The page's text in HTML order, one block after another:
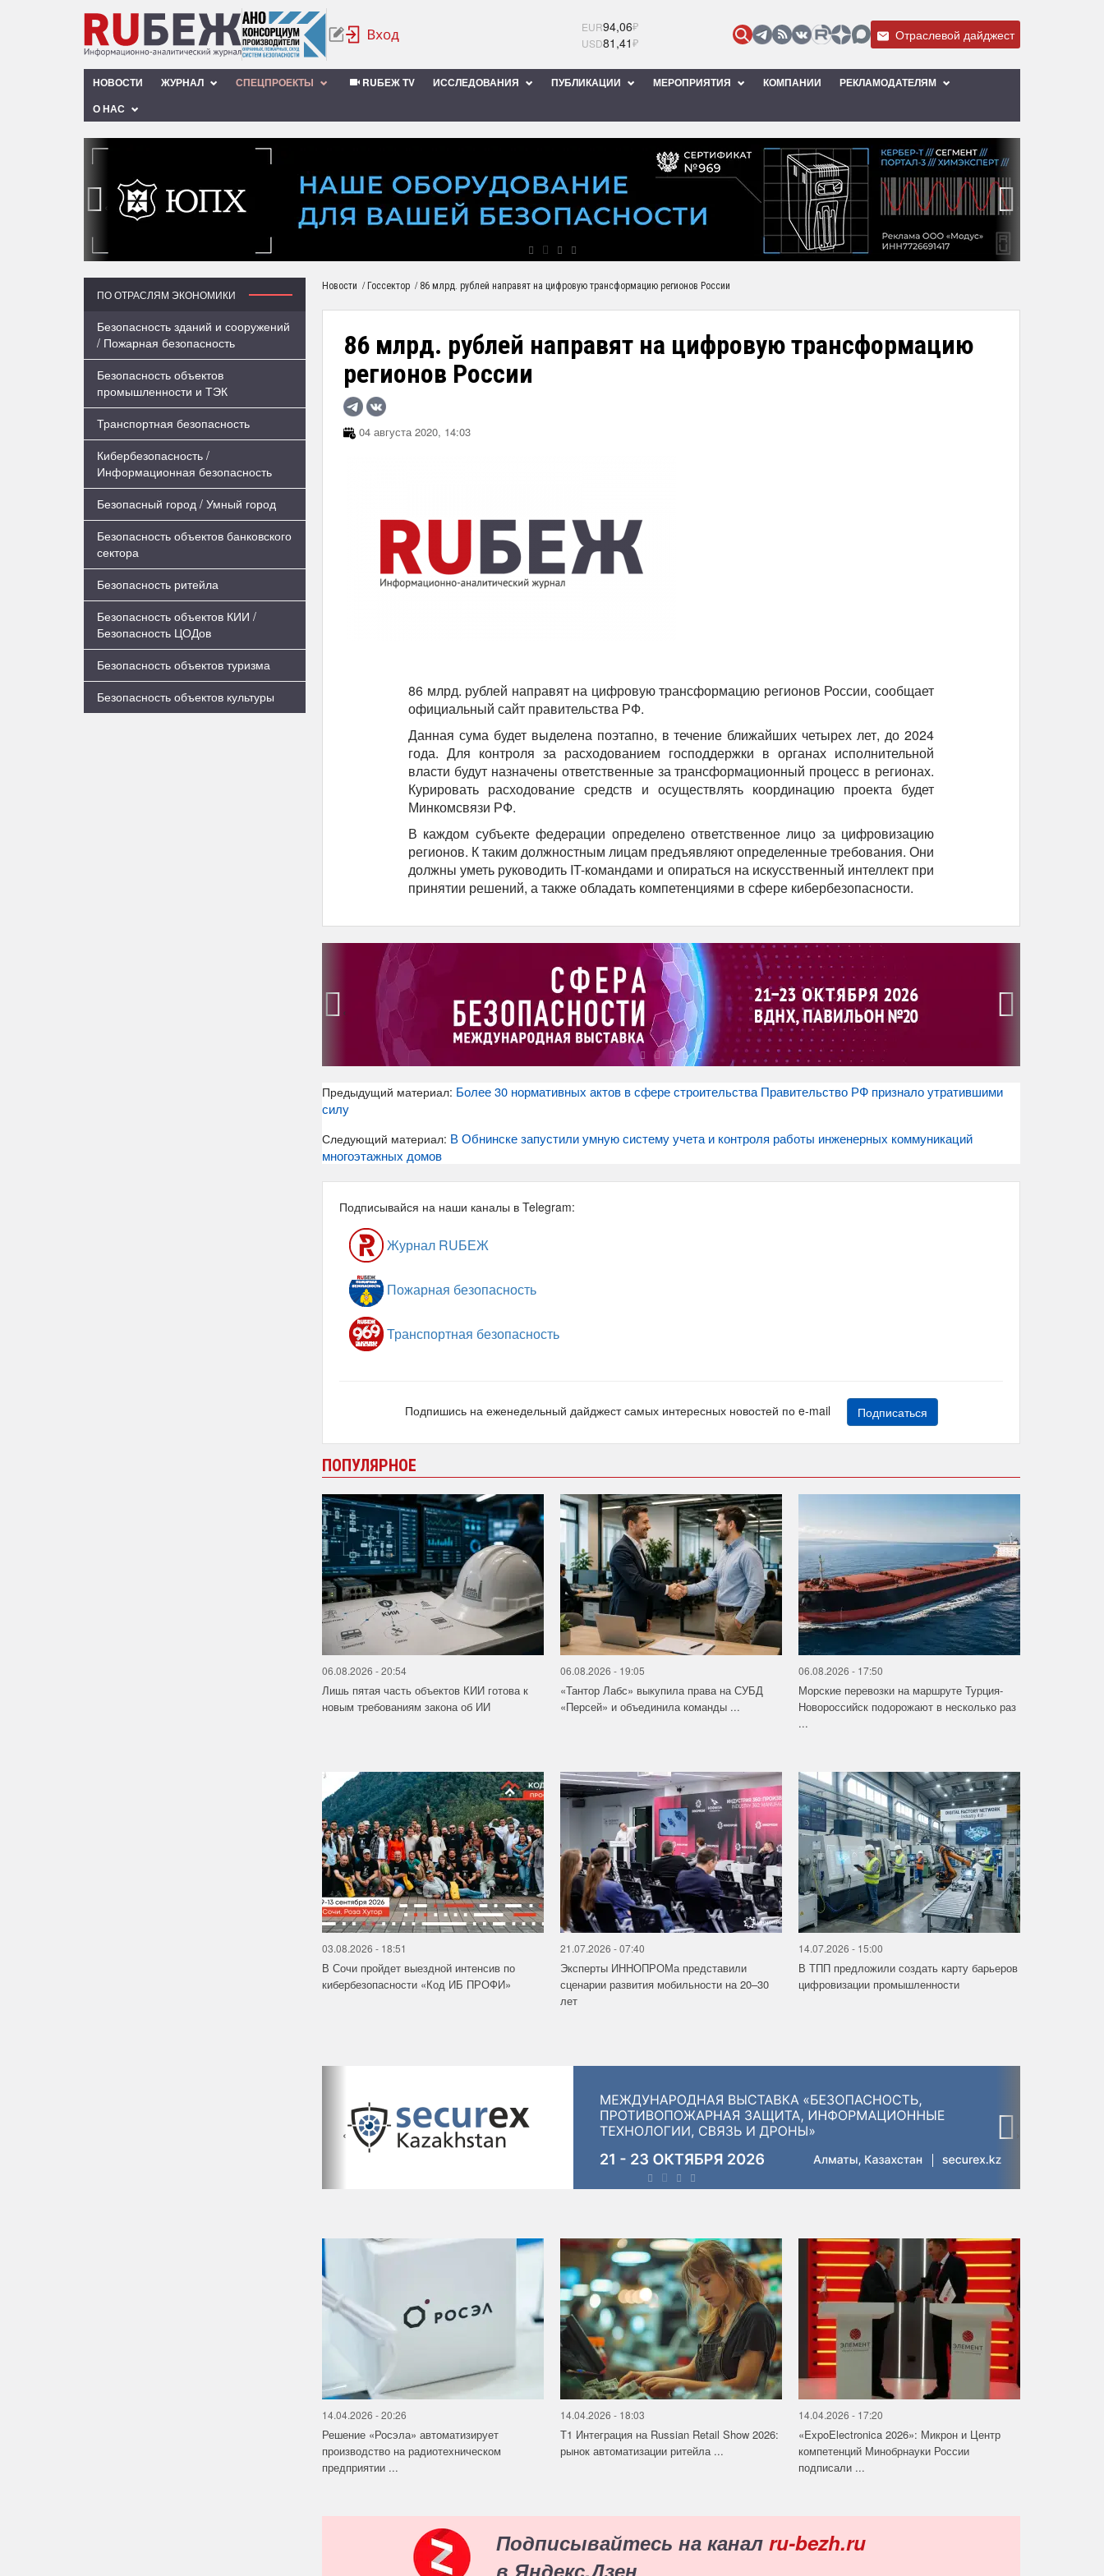
EUR94,06₽
USD81,41₽ Отраслевой дайджест
НОВОСТИ ЖУРНАЛ СПЕЦПРОЕКТЫ RUБЕЖ TV ИССЛЕДОВАНИЯ ПУБЛИКАЦИИ МЕРОПРИЯТИЯ КОМПАНИИ
РЕКЛАМОДАТЕЛЯМ
О НАС
‹
ПО ОТРАСЛЯМ ЭКОНОМИКИ
Безопасность зданий и сооружений
/ Пожарная безопасность
Безопасность объектов
промышленности и ТЭК
Транспортная безопасность
Кибербезопасность /
Информационная безопасность
Безопасный город / Умный город
Безопасность объектов банковского
сектора
Безопасность ритейла
Безопасность объектов КИИ /
Безопасность ЦОДов
Безопасность объектов туризма
Безопасность объектов культуры
Новости / Госсектор / 86 млрд. рублей направят на цифровую трансформацию регионов России
86 млрд. рублей направят на цифровую трансформацию
регионов России
04 августа 2020, 14:03
86 млрд. рублей направят на цифровую трансформацию регионов России, сообщает
официальный сайт правительства РФ.
Данная сума будет выделена поэтапно, в течение ближайших четырех лет, до 2024
года. Для контроля за расходованием господдержки в органах исполнительной
власти будут назначены ответственные за трансформационный процесс в регионах.
Курировать расходование средств и осуществлять координацию проекта будет
Минкомсвязи РФ.
В каждом субъекте федерации определено ответственное лицо за цифровизацию
регионов. К таким должностным лицам предъявляют определенные требования. Они
должны уметь руководить IT-командами и опираться на искусственный интеллект при
принятии решений, а также обладать компетенциями в сфере кибербезопасности.
‹
Предыдущий материал: Более 30 нормативных актов в сфере строительства Правительство РФ признало утратившими
силу
Следующий материал: В Обнинске запустили умную систему учета и контроля работы инженерных коммуникаций
многоэтажных домов
Подписывайся на наши каналы в Telegram:
Журнал RUБЕЖ
Пожарная безопасность
Транспортная безопасность
Подпишись на еженедельный дайджест самых интересных новостей по e-mail Подписаться
ПОПУЛЯРНОЕ
06.08.2026 - 20:54
Лишь пятая часть объектов КИИ готова к
новым требованиям закона об ИИ
06.08.2026 - 19:05
«Тантор Лабс» выкупила права на СУБД
«Персей» и объединила команды ...
06.08.2026 - 17:50
Морские перевозки на маршруте Турция-
Новороссийск подорожают в несколько раз
...
03.08.2026 - 18:51
В Сочи пройдет выездной интенсив по
кибербезопасности «Код ИБ ПРОФИ»
21.07.2026 - 07:40
Эксперты ИННОПРОМа представили
сценарии развития мобильности на 20–30
лет
14.07.2026 - 15:00
В ТПП предложили создать карту барьеров
цифровизации промышленности
‹
14.04.2026 - 20:26
Решение «Росэла» автоматизирует
производство на радиотехническом
предприятии ...
14.04.2026 - 18:03
Т1 Интеграция на Russian Retail Show 2026:
рынок автоматизации ритейла ...
14.04.2026 - 17:20
«ExpoElectronica 2026»: Микрон и Центр
компетенций Минобрнауки России
подписали ...
Подписывайтесь на канал ru-bezh.ru